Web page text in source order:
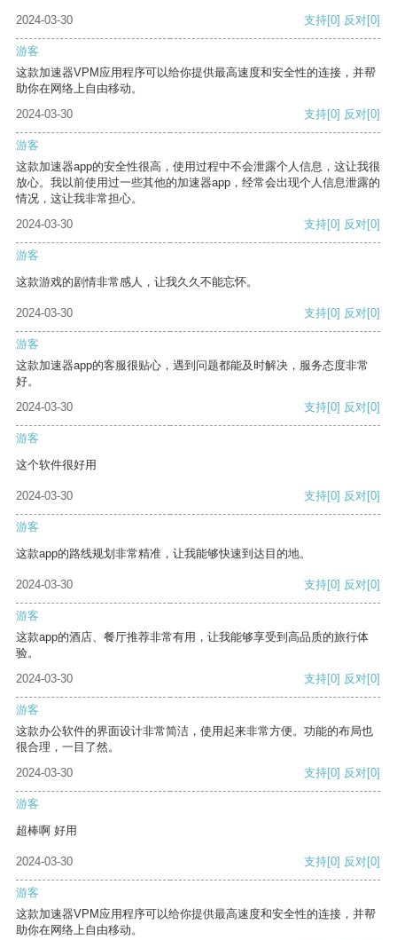
2024-03-30 支持[0] 反对[0]
游客
这款加速器VPM应用程序可以给你提供最高速度和安全性的连接，并帮
助你在网络上自由移动。
2024-03-30
支持[0] 反对[0]
游客
这款加速器app的安全性很高，使用过程中不会泄露个人信息，这让我很
放心。我以前使用过一些其他的加速器app，经常会出现个人信息泄露的
情况，这让我非常担心。
2024-03-30
支持[0] 反对[0]
游客
这款游戏的剧情非常感人，让我久久不能忘怀。
2024-03-30 支持[0] 反对[0]
游客
这款加速器app的客服很贴心，遇到问题都能及时解决，服务态度非常
好。
2024-03-30
支持[0] 反对[0]
游客
这个软件很好用
2024-03-30 支持[0] 反对[0]
游客
这款app的路线规划非常精准，让我能够快速到达目的地。
2024-03-30 支持[0] 反对[0]
游客
这款app的酒店、餐厅推荐非常有用，让我能够享受到高品质的旅行体
验。
2024-03-30
支持[0] 反对[0]
游客
这款办公软件的界面设计非常简洁，使用起来非常方便。功能的布局也
很合理，一目了然。
2024-03-30
支持[0] 反对[0]
游客
超棒啊 好用
2024-03-30 支持[0] 反对[0]
游客
这款加速器VPM应用程序可以给你提供最高速度和安全性的连接，并帮
助你在网络上自由移动。